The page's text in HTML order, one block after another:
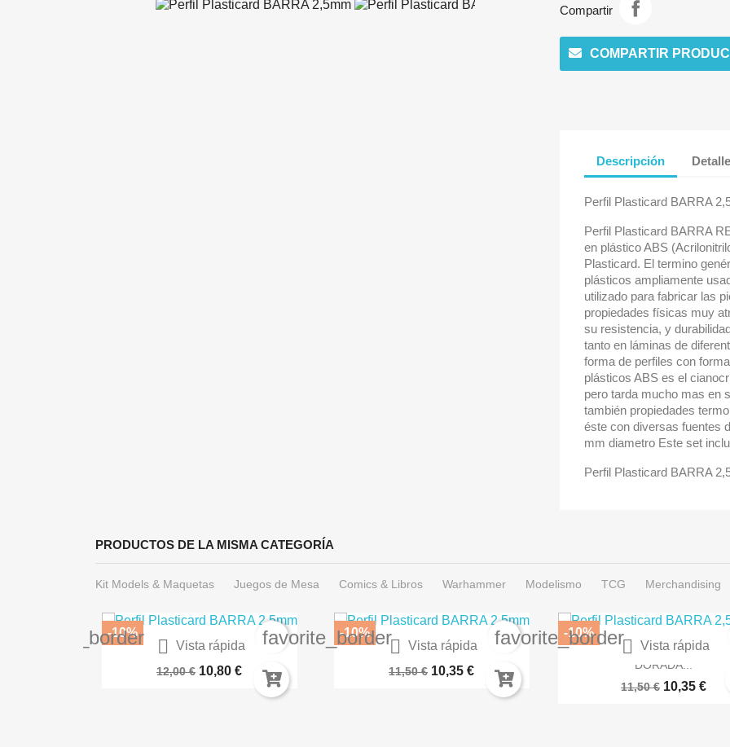
Compartir
COMPARTIR
Descripción
Perfil Plasticard BARRA
Perfil Plasticard BARRA
en plástico ABS
Plasticard. El termino
plásticos ampliamente
utilizado para fabricar las
propiedades físicas muy
su resistencia, y
tanto en láminas de
forma de perfiles con
plásticos ABS es el
pero tarda mucho mas en
también propiedades
éste con diversas fuentes
mm diametro Este set
Perfil Plasticard BARRA
PRODUCTOS DE LA MISMA CATEGORÍA
Kit Models & Maquetas Juegos de Mesa Comics & Libros Warhammer Modelismo TCG Merchandising
favorite_border  Vista rápida
Paleta Servocráneo 66-32
12,00 € 10,80 €
-10% favorite_border Vista rápida
BARNIZ SEMIBRILLANTE EN...
11,50 € 10,35 €
-10% favorite_border Vista rápida
SPRAY COLOR ARMADURA
DORADA...
11,50 € 10,35 €
-10%